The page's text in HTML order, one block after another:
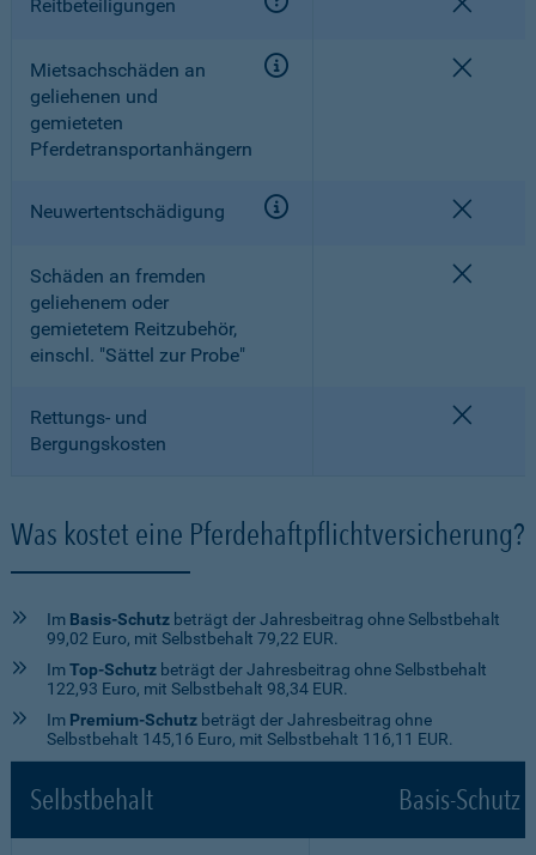
Reitbeteiligungen
Mietsachschäden an
geliehenen und
gemieteten
Pferdetransportanhängern
Neuwertentschädigung
Schäden an fremden
geliehenem oder
gemietetem Reitzubehör,
einschl. "Sättel zur Probe"
Rettungs- und
Bergungskosten
Was kostet eine Pferdehaftpflichtversicherung?
Im Basis-Schutz beträgt der Jahresbeitrag ohne Selbstbehalt
99,02 Euro, mit Selbstbehalt 79,22 EUR.
ImTop-Schutz beträgt der Jahresbeitrag ohne Selbstbehalt
122,93 Euro, mit Selbstbehalt 98,34 EUR.
Im Premium-Schutz beträgt der Jahresbeitrag ohne
Selbstbehalt 145,16 Euro, mit Selbstbehalt 116,11 EUR.
Selbstbehalt Basis-Schutz